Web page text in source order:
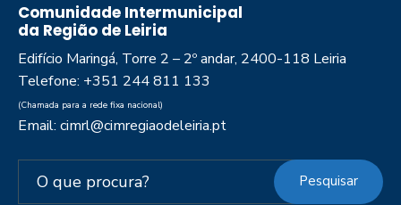
Comunidade Intermunicipal
da Região de Leiria
Edifício Maringá, Torre 2 – 2º andar, 2400-118 Leiria
Telefone: +351 244 811 133
(Chamada para a rede fixa nacional)
Email: cimrl@cimregiaodeleiria.pt
Pesquisar